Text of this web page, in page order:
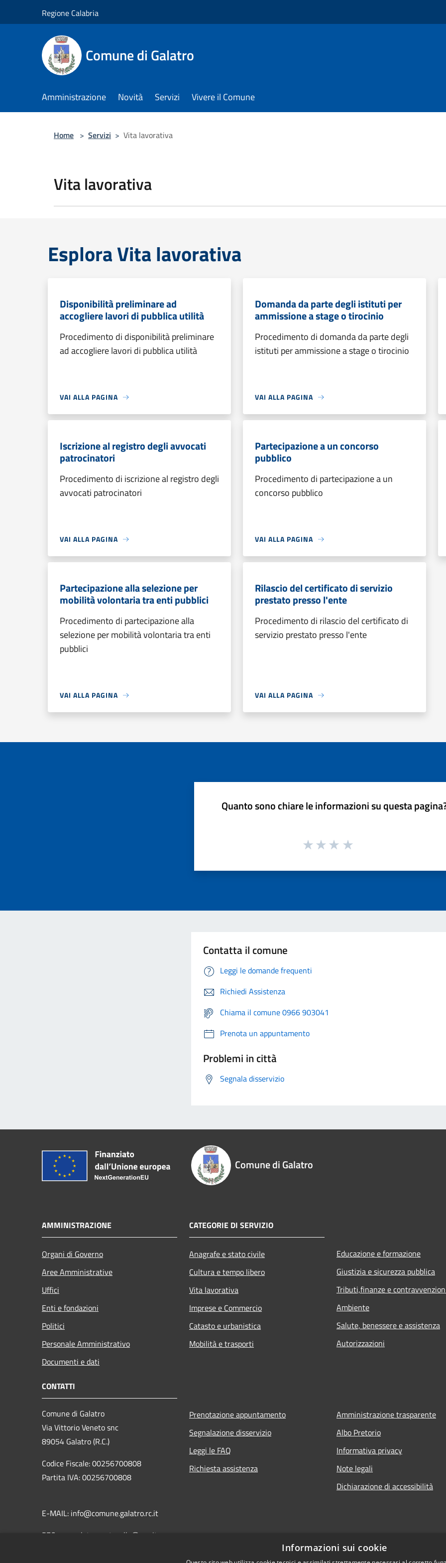
Regione Calabria
Comune di Galatro
Amministrazione Novità Servizi Vivere il Comune
Home > Servizi > Vita lavorativa
Vita lavorativa
Esplora Vita lavorativa
Disponibilità preliminare ad
accogliere lavori di pubblica utilità
Procedimento di disponibilità preliminare
ad accogliere lavori di pubblica utilità
VAI ALLA PAGINA
Domanda da parte degli istituti per
ammissione a stage o tirocinio
Procedimento di domanda da parte degli
istituti per ammissione a stage o tirocinio
VAI ALLA PAGINA
Iscrizione al registro degli avvocati
patrocinatori
Procedimento di iscrizione al registro degli
avvocati patrocinatori
VAI ALLA PAGINA
Partecipazione a un concorso
pubblico
Procedimento di partecipazione a un
concorso pubblico
VAI ALLA PAGINA
Partecipazione alla selezione per
mobilità volontaria tra enti pubblici
Procedimento di partecipazione alla
selezione per mobilità volontaria tra enti
pubblici
VAI ALLA PAGINA
Rilascio del certificato di servizio
prestato presso l'ente
Procedimento di rilascio del certificato di
servizio prestato presso l'ente
VAI ALLA PAGINA
Quanto sono chiare le informazioni su questa
Contatta il comune
Leggi le domande frequenti
Richiedi Assistenza
Chiama il comune 0966 903041
Prenota un appuntamento
Problemi in città
Segnala disservizio
Comune di Galatro
AMMINISTRAZIONE
Organi di Governo
Aree Amministrative
Uffici
Enti e fondazioni
Politici
Personale Amministrativo
Documenti e dati
CATEGORIE DI SERVIZIO
Anagrafe e stato civile
Cultura e tempo libero
Vita lavorativa
Imprese e Commercio
Catasto e urbanistica
Mobilità e trasporti
Educazione e formazione
Giustizia e sicurezza pubblica
Tributi,finanze e
Ambiente
Salute, benessere e assistenza
Autorizzazioni
CONTATTI
Comune di Galatro
Via Vittorio Veneto snc
89054 Galatro (R.C.)
Codice Fiscale: 00256700808
Partita IVA: 00256700808
E-MAIL: info@comune.galatro.rc.it
PEC: comgalatro.protocollo@pec.it
Prenotazione appuntamento
Segnalazione disservizio
Leggi le FAQ
Richiesta assistenza
Amministrazione trasparente
Albo Pretorio
Informativa privacy
Note legali
Dichiarazione di accessibilità
Informazioni sui cookie